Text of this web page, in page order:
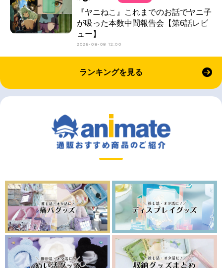
『ヤニねこ』これまでのお話でヤニ子
が吸った本数中間報告会【第6話レビ
ュー】
2026-08-08 12:00
ランキングを見る